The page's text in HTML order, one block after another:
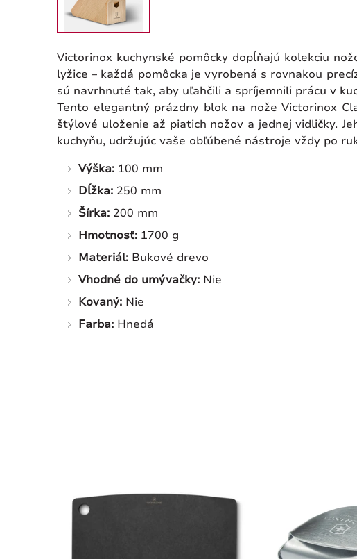
Victorinox kuchynské pomôcky dopĺňajú kolekciu
lyžice – každá pomôcka je vyrobená s rovnakou
sú navrhnuté tak, aby uľahčili a spríjemnili prácu v
Tento elegantný prázdny blok na nože Victorinox
štýlové uloženie až piatich nožov a jednej vidličky.
kuchyňu, udržujúc vaše obľúbené nástroje vždy po
Výška: 100 mm
Dĺžka: 250 mm
Šírka: 200 mm
Hmotnosť: 1700 g
Materiál: Bukové drevo
Vhodné do umývačky: Nie
Kovaný: Nie
Farba: Hnedá